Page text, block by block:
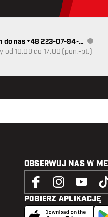
do nas +48 223-07-94-
od 10:00 do 17:00 (pon.-pt.)
OBSERWUJ NAS W
POBIERZ APLIKACJĘ